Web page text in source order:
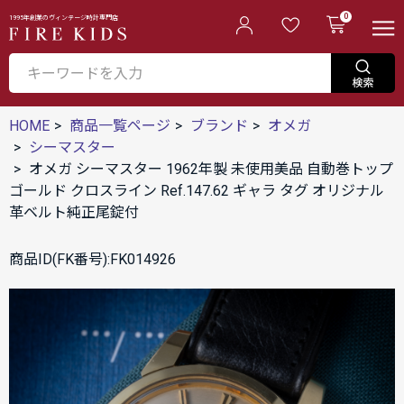
1995年創業のヴィンテージ時計専門店 0
HOME 商品一覧ページ ブランド
オメガ
シーマスター
オメガ シーマスター 1962年製 未使用美品 自動巻トップ
ゴールド クロスライン Ref.147.62 ギャラ タグ オリジナル
革ベルト純正尾錠付
商品ID(FK番号):FK014926